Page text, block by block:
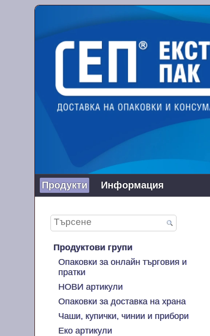
Продукти Информация
Продуктови групи
Опаковки за онлайн търговия и
пратки
НОВИ артикули
Опаковки за доставка на храна
Чаши, купички, чинии и прибори
Еко артикули